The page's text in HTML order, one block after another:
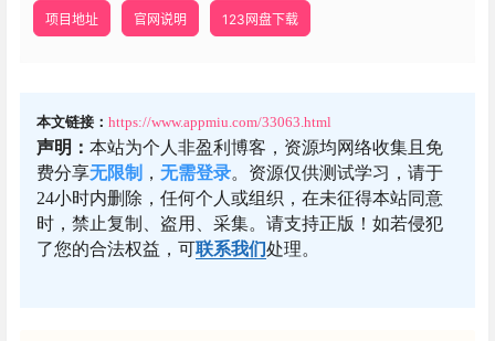
项目地址 官网说明 123网盘下载
本文链接： https://www.appmiu.com/33063.html
声明： 本站为个人非盈利博客，资源均网络收集且免
费分享无限制 ， 无需登录。资源仅供测试学习，请于
24小时内删除，任何个人或组织，在未征得本站同意
时，禁止复制、盗用、采集。请支持正版！如若侵犯
了您的合法权益，可联系我们处理。